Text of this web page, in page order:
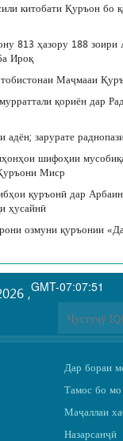
китобати Қуръон бо
813 ҳазору 188 зоири
Ироқ
Маҷмааи
қориён дар
адён; зарурате
шифоҳии
Миср
қуръонӣ дар
ҳусайнӣ
озмуни қуръонии
GMT-07:07:51
,
Дар бораи
Тамос бо мо
Маҷаллаи
Назарсанҷӣ